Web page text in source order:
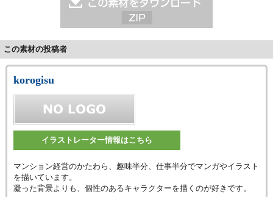
この素材の投稿者
korogisu
イラストレーター情報はこちら
マンション経営のかたわら、趣味半分、仕事半分でマンガやイラスト
を描いています。
凝った背景よりも、個性のあるキャラクターを描くのが好きです。